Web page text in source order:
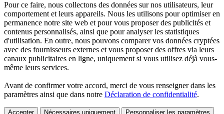
Pour ce faire, nous collectons des données sur nos utilisateurs, leur
comportement et leurs appareils. Nous les utilisons pour optimiser en
permanence notre site web et pour vous proposer des publicités et
contenus personnalisés, ainsi que pour analyser les statistiques
d'utilisation. En outre, nous pouvons comparer vos données cryptées
avec des fournisseurs externes et vous proposer des offres via leurs
canaux publicitaires en ligne, uniquement si vous utilisez déjà vous-
même leurs services.
Avant de confirmer votre accord, merci de vous renseigner dans les
paramètres ainsi que dans notre Déclaration de confidentialité.
Accepter Nécessaires uniquement Personnaliser les paramètres